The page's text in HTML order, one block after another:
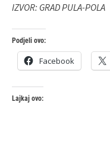
IZVOR: GRAD PULA-POLA
Podjeli ovo:
Facebook
Lajkaj ovo: